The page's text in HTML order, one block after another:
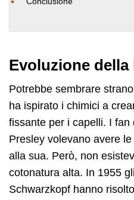
Evoluzione della
Potrebbe sembrare
ha ispirato i chimici a
fissante per i capelli. I
Presley volevano avere
alla sua. Però, non
cotonatura alta. In 1955
Schwarzkopf hanno